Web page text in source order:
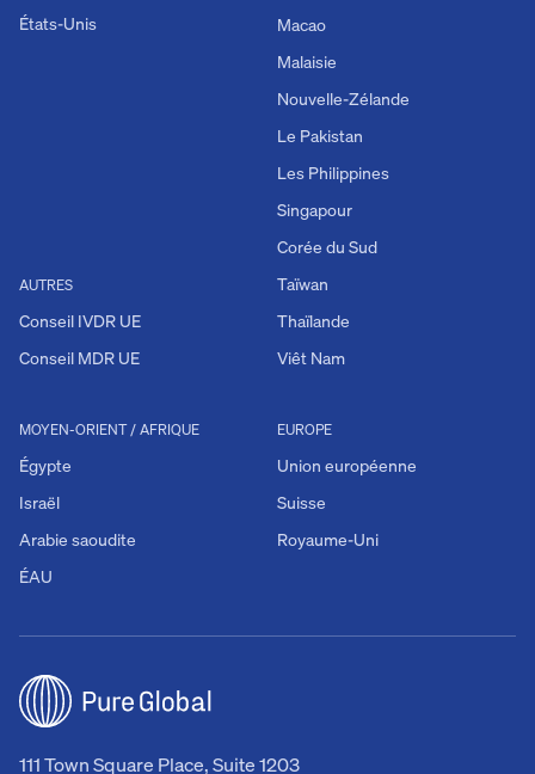
111 Town Square Place, Suite 1203
États-Unis
AUTRES
Conseil IVDR UE
Conseil MDR UE
EUROPE
Union européenne
Suisse
Royaume-Uni
MOYEN-ORIENT / AFRIQUE
Égypte
Israël
Arabie saoudite
ÉAU
Macao
Malaisie
Nouvelle-Zélande
Le Pakistan
Les Philippines
Singapour
Corée du Sud
Taïwan
Thaïlande
Viêt Nam